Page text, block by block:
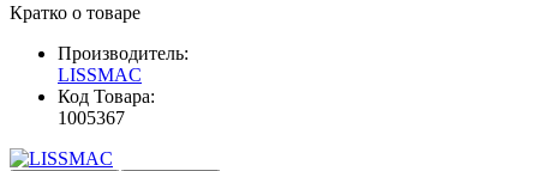
Кратко о товаре
Производитель:
LISSMAC
Код Товара:
1005367